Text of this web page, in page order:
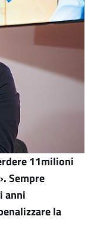
11milioni
Sempre
anni
la